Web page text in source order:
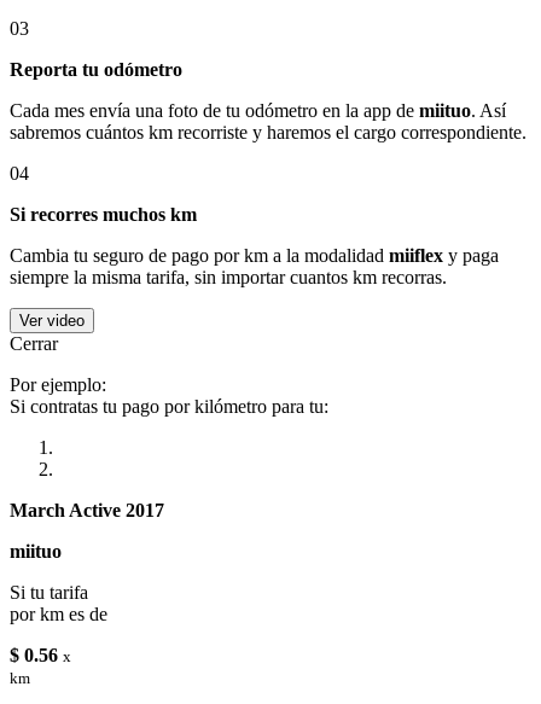
03
Reporta tu odómetro
Cada mes envía una foto de tu odómetro en la app de miituo. Así
sabremos cuántos km recorriste y haremos el cargo correspondiente.
04
Si recorres muchos km
Cambia tu seguro de pago por km a la modalidad miiflex y paga
siempre la misma tarifa, sin importar cuantos km recorras.
Ver video
Cerrar
Por ejemplo:
Si contratas tu pago por kilómetro para tu:
March Active 2017
miituo
Si tu tarifa
por km es de
$ 0.56 x
km